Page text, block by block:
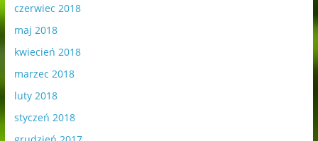
czerwiec 2018
maj 2018
kwiecień 2018
marzec 2018
luty 2018
styczeń 2018